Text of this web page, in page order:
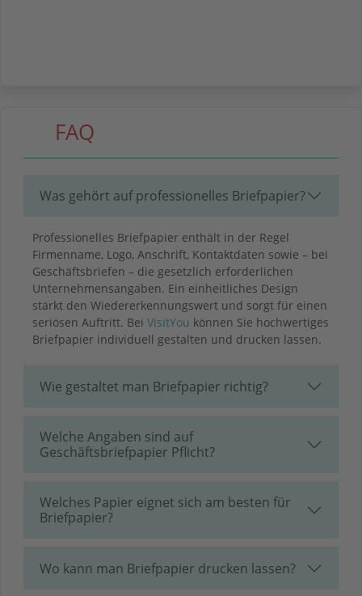
FAQ
Was gehört auf professionelles Briefpapier?
Professionelles Briefpapier enthält in der Regel
Firmenname, Logo, Anschrift, Kontaktdaten sowie – bei
Geschäftsbriefen – die gesetzlich erforderlichen
Unternehmensangaben. Ein einheitliches Design
stärkt den Wiedererkennungswert und sorgt für einen
seriösen Auftritt. BeiVisitYou können Sie hochwertiges
Briefpapier individuell gestalten und drucken lassen.
Wie gestaltet man Briefpapier richtig?
Welche Angaben sind auf
Geschäftsbriefpapier Pflicht?
Welches Papier eignet sich am besten für
Briefpapier?
Wo kann man Briefpapier drucken lassen?